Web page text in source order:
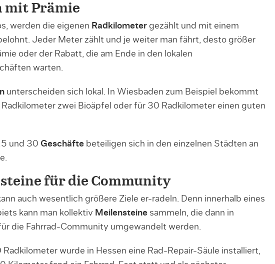
mit Prämie
werden die eigenen Radkilometergezählt und mit einem
Jeder Meter zählt und je weiter man fährt, desto größer
oder der Rabatt, die am Ende in den lokalen
warten.
unterscheiden sich lokal. In Wiesbaden zum Beispiel bekommt
zwei Bioäpfel oder für 30 Radkilometer einen guten
und 30 Geschäftebeteiligen sich in den einzelnen Städten an
für die Community
auch wesentlich größere Ziele er-radeln. Denn innerhalb eines
kann man kollektiv Meilensteinesammeln, die dann in
die Fahrrad-Community umgewandelt werden.
wurde in Hessen eine Rad-Repair-Säule installiert,